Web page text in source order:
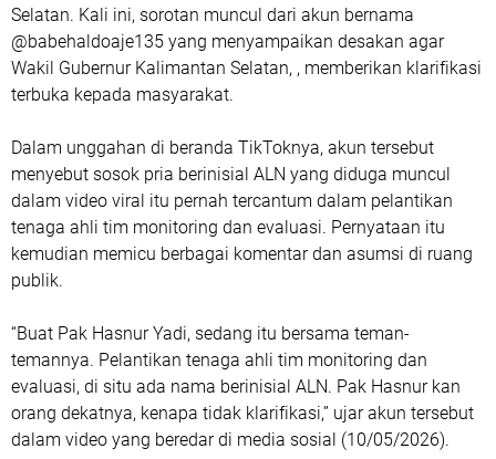
Selatan. Kali ini, sorotan muncul dari akun bernama
@babehaldoaje135 yang menyampaikan desakan agar
Wakil Gubernur Kalimantan Selatan, , memberikan klarifikasi
terbuka kepada masyarakat.
Dalam unggahan di beranda TikToknya, akun tersebut
menyebut sosok pria berinisial ALN yang diduga muncul
dalam video viral itu pernah tercantum dalam pelantikan
tenaga ahli tim monitoring dan evaluasi. Pernyataan itu
kemudian memicu berbagai komentar dan asumsi di ruang
publik.
“Buat Pak Hasnur Yadi, sedang itu bersama teman-
temannya. Pelantikan tenaga ahli tim monitoring dan
evaluasi, di situ ada nama berinisial ALN. Pak Hasnur kan
orang dekatnya, kenapa tidak klarifikasi,” ujar akun tersebut
dalam video yang beredar di media sosial (10/05/2026).